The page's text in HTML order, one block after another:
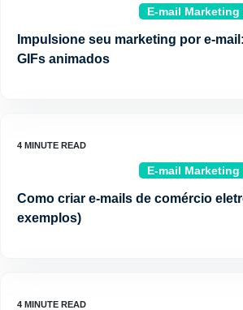
E-mail
Impulsione seu marketing por e-
GIFs animados
E-mail
Como criar e-mails de comércio
exemplos)